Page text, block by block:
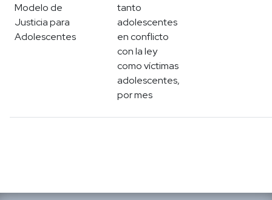
Modelo de
Justicia para
Adolescentes
tanto
adolescentes
en conflicto
con la ley
como víctimas
adolescentes,
por mes